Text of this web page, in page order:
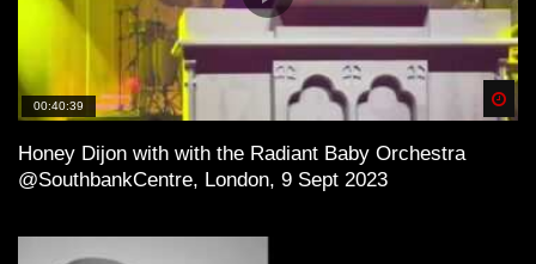
00:40:39
Honey Dijon with with the Radiant Baby Orchestra
@SouthbankCentre, London, 9 Sept 2023